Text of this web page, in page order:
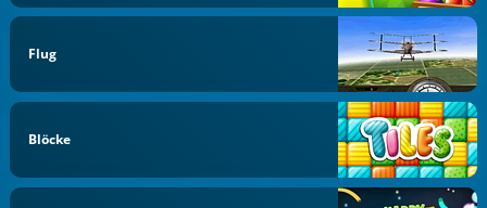
Flug
Blöcke